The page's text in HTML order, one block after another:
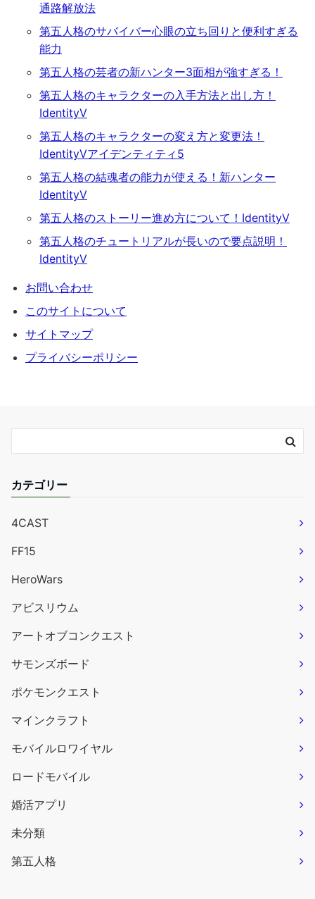
通路解放法
第五人格のサバイバー心眼の立ち回りと便利すぎる
能力
第五人格の芸者の新ハンター3面相が強すぎる！
第五人格のキャラクターの入手方法と出し方！
IdentityⅤ
第五人格のキャラクターの変え方と変更法！
IdentityⅤアイデンティティ5
第五人格の結魂者の能力が使える！新ハンター
IdentityⅤ
第五人格のストーリー進め方について！IdentityⅤ
第五人格のチュートリアルが長いので要点説明！
IdentityⅤ
お問い合わせ
このサイトについて
サイトマップ
プライバシーポリシー
カテゴリー
4CAST
FF15
HeroWars
アビスリウム
アートオブコンクエスト
サモンズボード
ポケモンクエスト
マインクラフト
モバイルロワイヤル
ロードモバイル
婚活アプリ
未分類
第五人格